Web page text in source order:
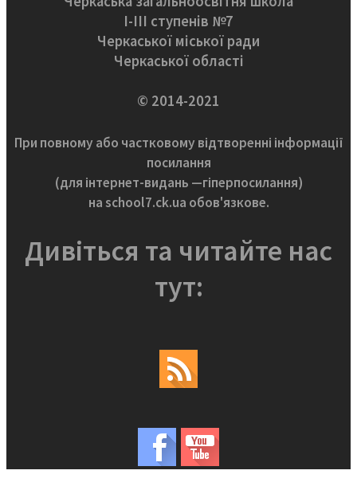
І-ІІІ ступенів №7
Черкаської міської ради
Черкаської області
© 2014-2021
При повному або частковому відтворенні інформації
посилання
(для інтернет-видань —гіперпосилання)
на school7.ck.ua обов'язкове.
Дивіться та читайте нас
тут: